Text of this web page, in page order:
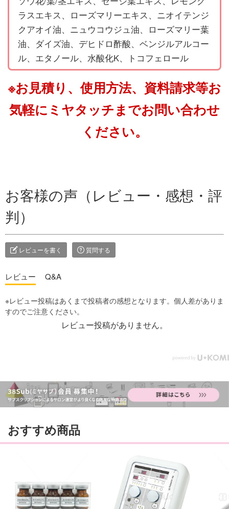
ラスエキス、ローズマリーエキス、ニオイテンジ
クアオイ油、ニュウコウジュ油、ローズマリー葉
油、ダイズ油、デヒドロ酢酸、ベンジルアルコー
ル、エタノール、水酸化K、トコフェロール
※お見積り、使用方法、資料請求等お
気軽にミヤタッチまでお問い合わせ
ください。
お客様の声（レビュー・感想・評
判）
レビューを書く 質問する
レビュー Q&A
レビュー投稿がありません。
おすすめ商品